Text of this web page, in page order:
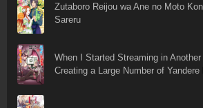
Zutaboro Reijou wa Ane no Moto
Sareru
When I Started Streaming in
Creating a Large Number of Yandere